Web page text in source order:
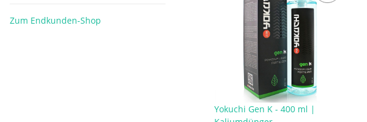
Yokuchi Gen K - 400 ml |
Zum Endkunden-Shop